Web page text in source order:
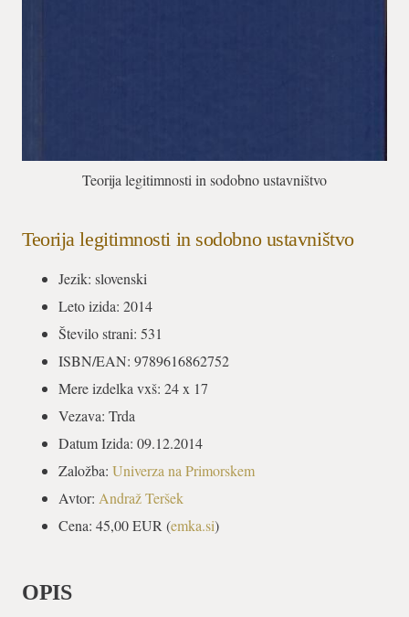
Teorija legitimnosti in sodobno ustavništvo
Teorija legitimnosti in sodobno ustavništvo
Jezik: slovenski
Leto izida: 2014
Število strani: 531
ISBN/EAN: 9789616862752
Mere izdelka vxš: 24 x 17
Vezava: Trda
Datum Izida: 09.12.2014
Založba: Univerza na Primorskem
Avtor: Andraž Teršek
Cena: 45,00 EUR (emka.si)
OPIS